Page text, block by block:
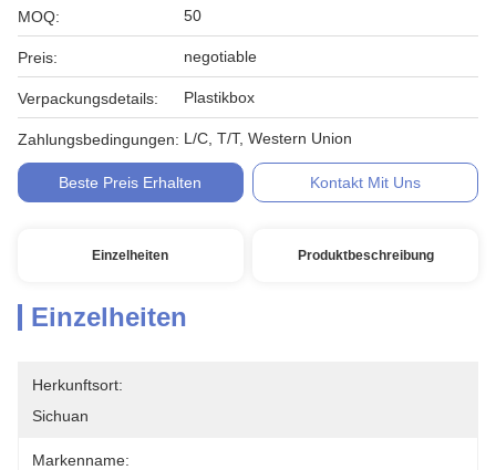
MOQ: 50
Preis: negotiable
Verpackungsdetails: Plastikbox
Zahlungsbedingungen: L/C, T/T, Western Union
Beste Preis Erhalten Kontakt Mit Uns
Einzelheiten Produktbeschreibung
Einzelheiten
Herkunftsort:
Sichuan
Markenname: